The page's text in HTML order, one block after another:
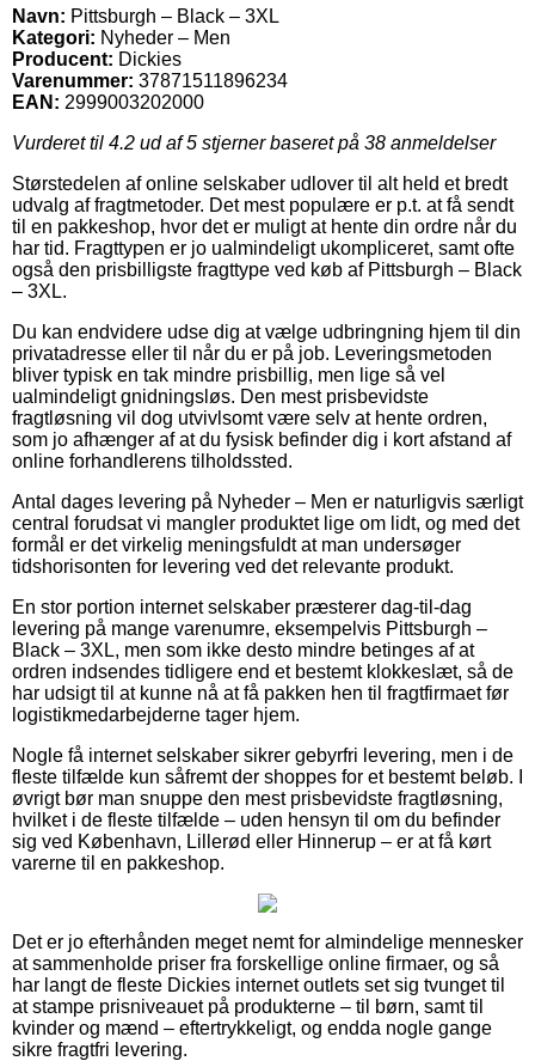
Navn: Pittsburgh – Black – 3XL
Kategori: Nyheder – Men
Producent: Dickies
Varenummer: 37871511896234
EAN: 2999003202000
Vurderet til 4.2 ud af 5 stjerner baseret på 38 anmeldelser
Størstedelen af online selskaber udlover til alt held et bredt
udvalg af fragtmetoder. Det mest populære er p.t. at få sendt
til en pakkeshop, hvor det er muligt at hente din ordre når du
har tid. Fragttypen er jo ualmindeligt ukompliceret, samt ofte
også den prisbilligste fragttype ved køb af Pittsburgh – Black
– 3XL.
Du kan endvidere udse dig at vælge udbringning hjem til din
privatadresse eller til når du er på job. Leveringsmetoden
bliver typisk en tak mindre prisbillig, men lige så vel
ualmindeligt gnidningsløs. Den mest prisbevidste
fragtløsning vil dog utvivlsomt være selv at hente ordren,
som jo afhænger af at du fysisk befinder dig i kort afstand af
online forhandlerens tilholdssted.
Antal dages levering på Nyheder – Men er naturligvis særligt
central forudsat vi mangler produktet lige om lidt, og med det
formål er det virkelig meningsfuldt at man undersøger
tidshorisonten for levering ved det relevante produkt.
En stor portion internet selskaber præsterer dag-til-dag
levering på mange varenumre, eksempelvis Pittsburgh –
Black – 3XL, men som ikke desto mindre betinges af at
ordren indsendes tidligere end et bestemt klokkeslæt, så de
har udsigt til at kunne nå at få pakken hen til fragtfirmaet før
logistikmedarbejderne tager hjem.
Nogle få internet selskaber sikrer gebyrfri levering, men i de
fleste tilfælde kun såfremt der shoppes for et bestemt beløb. I
øvrigt bør man snuppe den mest prisbevidste fragtløsning,
hvilket i de fleste tilfælde – uden hensyn til om du befinder
sig ved København, Lillerød eller Hinnerup – er at få kørt
varerne til en pakkeshop.
Det er jo efterhånden meget nemt for almindelige mennesker
at sammenholde priser fra forskellige online firmaer, og så
har langt de fleste Dickies internet outlets set sig tvunget til
at stampe prisniveauet på produkterne – til børn, samt til
kvinder og mænd – eftertrykkeligt, og endda nogle gange
sikre fragtfri levering.